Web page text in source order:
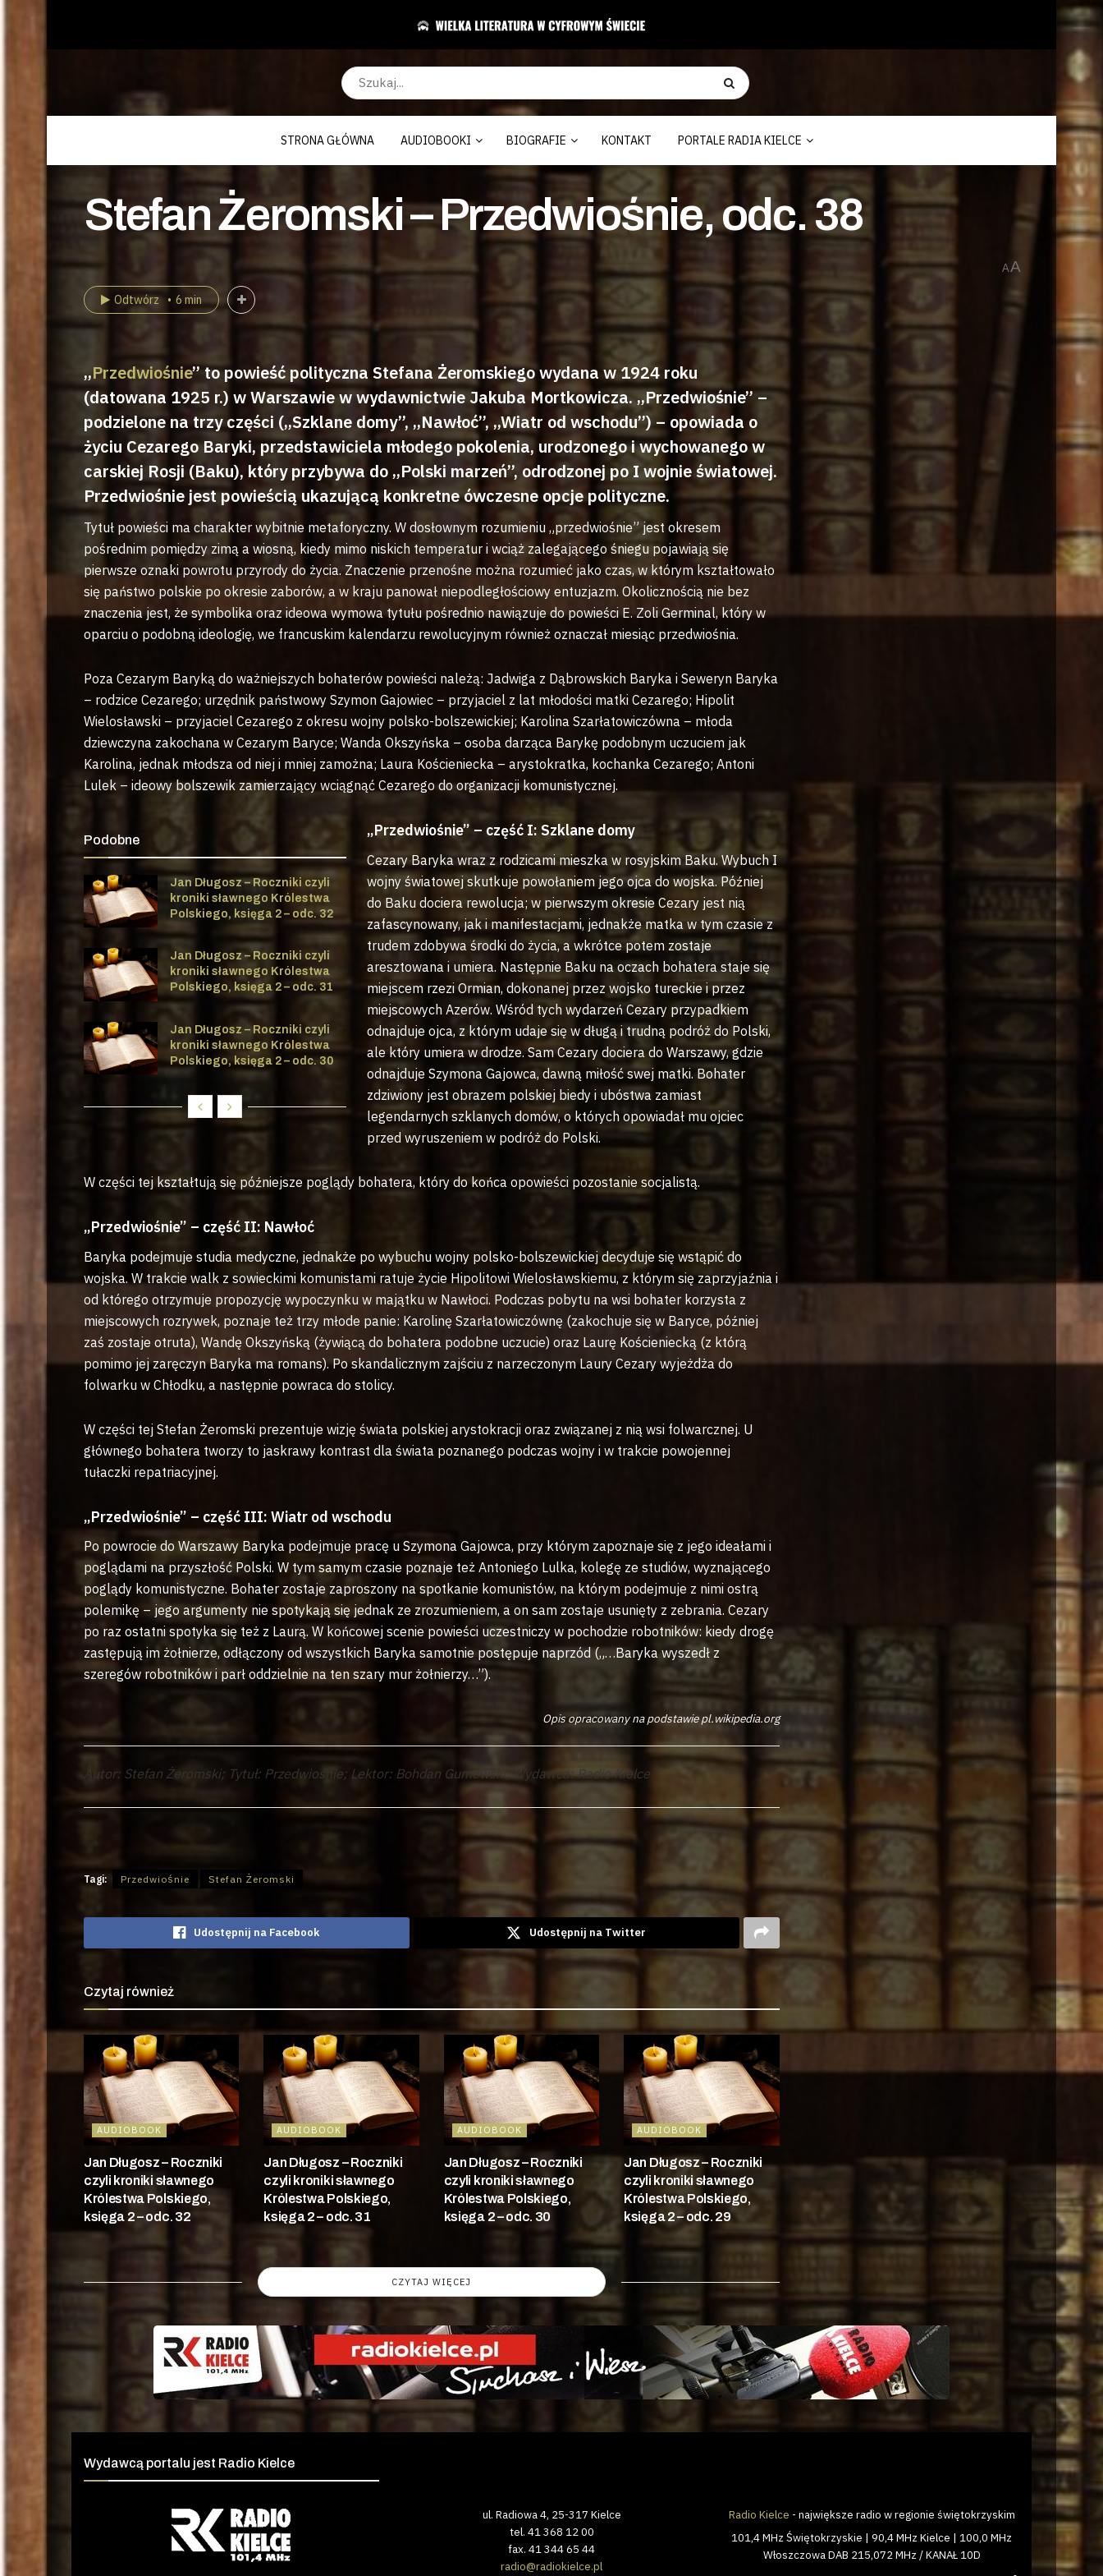
STRONA GŁÓWNA AUDIOBOOKI BIOGRAFIE KONTAKT PORTALE RADIA KIELCE
Stefan Żeromski – Przedwiośnie, odc. 38
AA
Odtwórz 6 min
„Przedwiośnie” to powieść polityczna Stefana Żeromskiego wydana w 1924 roku
(datowana 1925 r.) w Warszawie w wydawnictwie Jakuba Mortkowicza. „Przedwiośnie” –
podzielone na trzy części („Szklane domy”, „Nawłoć”, „Wiatr od wschodu”) – opowiada o
życiu Cezarego Baryki, przedstawiciela młodego pokolenia, urodzonego i wychowanego w
carskiej Rosji (Baku), który przybywa do „Polski marzeń”, odrodzonej po I wojnie światowej.
Przedwiośnie jest powieścią ukazującą konkretne ówczesne opcje polityczne.
Tytuł powieści ma charakter wybitnie metaforyczny. W dosłownym rozumieniu „przedwiośnie” jest okresem
pośrednim pomiędzy zimą a wiosną, kiedy mimo niskich temperatur i wciąż zalegającego śniegu pojawiają się
pierwsze oznaki powrotu przyrody do życia. Znaczenie przenośne można rozumieć jako czas, w którym kształtowało
się państwo polskie po okresie zaborów, a w kraju panował niepodległościowy entuzjazm. Okolicznością nie bez
znaczenia jest, że symbolika oraz ideowa wymowa tytułu pośrednio nawiązuje do powieści E. Zoli Germinal, który w
oparciu o podobną ideologię, we francuskim kalendarzu rewolucyjnym również oznaczał miesiąc przedwiośnia.
Poza Cezarym Baryką do ważniejszych bohaterów powieści należą: Jadwiga z Dąbrowskich Baryka i Seweryn Baryka
– rodzice Cezarego; urzędnik państwowy Szymon Gajowiec – przyjaciel z lat młodości matki Cezarego; Hipolit
Wielosławski – przyjaciel Cezarego z okresu wojny polsko-bolszewickiej; Karolina Szarłatowiczówna – młoda
dziewczyna zakochana w Cezarym Baryce; Wanda Okszyńska – osoba darząca Barykę podobnym uczuciem jak
Karolina, jednak młodsza od niej i mniej zamożna; Laura Kościeniecka – arystokratka, kochanka Cezarego; Antoni
Lulek – ideowy bolszewik zamierzający wciągnąć Cezarego do organizacji komunistycznej.
Podobne
Jan Długosz – Roczniki czyli
kroniki sławnego Królestwa
Polskiego, księga 2 – odc. 32
Jan Długosz – Roczniki czyli
kroniki sławnego Królestwa
Polskiego, księga 2 – odc. 31
Jan Długosz – Roczniki czyli
kroniki sławnego Królestwa
Polskiego, księga 2 – odc. 30
„Przedwiośnie” – część I: Szklane domy
Cezary Baryka wraz z rodzicami mieszka w rosyjskim Baku. Wybuch I
wojny światowej skutkuje powołaniem jego ojca do wojska. Później
do Baku dociera rewolucja; w pierwszym okresie Cezary jest nią
zafascynowany, jak i manifestacjami, jednakże matka w tym czasie z
trudem zdobywa środki do życia, a wkrótce potem zostaje
aresztowana i umiera. Następnie Baku na oczach bohatera staje się
miejscem rzezi Ormian, dokonanej przez wojsko tureckie i przez
miejscowych Azerów. Wśród tych wydarzeń Cezary przypadkiem
odnajduje ojca, z którym udaje się w długą i trudną podróż do Polski,
ale który umiera w drodze. Sam Cezary dociera do Warszawy, gdzie
odnajduje Szymona Gajowca, dawną miłość swej matki. Bohater
zdziwiony jest obrazem polskiej biedy i ubóstwa zamiast
legendarnych szklanych domów, o których opowiadał mu ojciec
przed wyruszeniem w podróż do Polski.
W części tej kształtują się późniejsze poglądy bohatera, który do końca opowieści pozostanie socjalistą.
„Przedwiośnie” – część II: Nawłoć
Baryka podejmuje studia medyczne, jednakże po wybuchu wojny polsko-bolszewickiej decyduje się wstąpić do
wojska. W trakcie walk z sowieckimi komunistami ratuje życie Hipolitowi Wielosławskiemu, z którym się zaprzyjaźnia i
od którego otrzymuje propozycję wypoczynku w majątku w Nawłoci. Podczas pobytu na wsi bohater korzysta z
miejscowych rozrywek, poznaje też trzy młode panie: Karolinę Szarłatowiczównę (zakochuje się w Baryce, później
zaś zostaje otruta), Wandę Okszyńską (żywiącą do bohatera podobne uczucie) oraz Laurę Kościeniecką (z którą
pomimo jej zaręczyn Baryka ma romans). Po skandalicznym zajściu z narzeczonym Laury Cezary wyjeżdża do
folwarku w Chłodku, a następnie powraca do stolicy.
W części tej Stefan Żeromski prezentuje wizję świata polskiej arystokracji oraz związanej z nią wsi folwarcznej. U
głównego bohatera tworzy to jaskrawy kontrast dla świata poznanego podczas wojny i w trakcie powojennej
tułaczki repatriacyjnej.
„Przedwiośnie” – część III: Wiatr od wschodu
Po powrocie do Warszawy Baryka podejmuje pracę u Szymona Gajowca, przy którym zapoznaje się z jego ideałami i
poglądami na przyszłość Polski. W tym samym czasie poznaje też Antoniego Lulka, kolegę ze studiów, wyznającego
poglądy komunistyczne. Bohater zostaje zaproszony na spotkanie komunistów, na którym podejmuje z nimi ostrą
polemikę – jego argumenty nie spotykają się jednak ze zrozumieniem, a on sam zostaje usunięty z zebrania. Cezary
po raz ostatni spotyka się też z Laurą. W końcowej scenie powieści uczestniczy w pochodzie robotników: kiedy drogę
zastępują im żołnierze, odłączony od wszystkich Baryka samotnie postępuje naprzód („…Baryka wyszedł z
szeregów robotników i parł oddzielnie na ten szary mur żołnierzy…”).
Opis opracowany na podstawie pl.wikipedia.org
Autor: Stefan Żeromski; Tytuł: Przedwiośnie; Lektor: Bohdan Gumowski; Wydawca: Radio Kielce
Tagi: Przedwiośnie Stefan Żeromski
Udostępnij na Facebook Udostępnij na Twitter
Czytaj również
AUDIOBOOK
Jan Długosz – Roczniki
czyli kroniki sławnego
Królestwa Polskiego,
księga 2 – odc. 32
AUDIOBOOK
Jan Długosz – Roczniki
czyli kroniki sławnego
Królestwa Polskiego,
księga 2 – odc. 31
AUDIOBOOK
Jan Długosz – Roczniki
czyli kroniki sławnego
Królestwa Polskiego,
księga 2 – odc. 30
AUDIOBOOK
Jan Długosz – Roczniki
czyli kroniki sławnego
Królestwa Polskiego,
księga 2 – odc. 29
CZYTAJ WIĘCEJ
Wydawcą portalu jest Radio Kielce
ul. Radiowa 4, 25-317 Kielce
tel. 41 368 12 00
fax. 41 344 65 44
radio@radiokielce.pl
Radio Kielce - największe radio w regionie świętokrzyskim
101,4 MHz Świętokrzyskie | 90,4 MHz Kielce | 100,0 MHz
Włoszczowa DAB 215,072 MHz / KANAŁ 10D